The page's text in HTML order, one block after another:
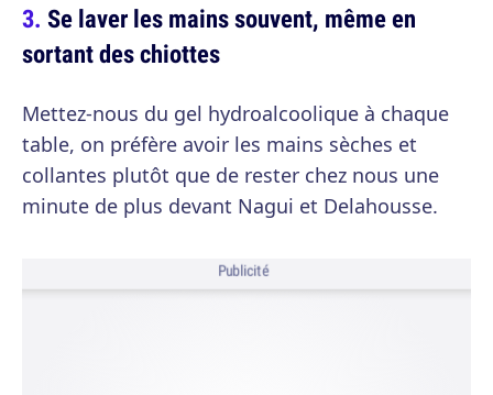
Se laver les mains souvent, même en
sortant des chiottes
Mettez-nous du gel hydroalcoolique à chaque
table, on préfère avoir les mains sèches et
collantes plutôt que de rester chez nous une
minute de plus devant Nagui et Delahousse.
Publicité